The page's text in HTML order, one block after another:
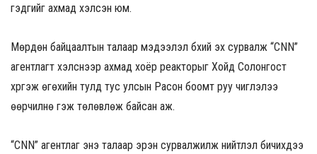
гэдгийг ахмад хэлсэн юм.
Мөрдөн байцаалтын талаар мэдээлэл бүхий эх сурвалж “CNN”
агентлагт хэлснээр ахмад хоёр реакторыг Хойд Солонгост
хүргэж өгөхийн тулд тус улсын Расон боомт руу чиглэлээ
өөрчилнө гэж төлөвлөж байсан аж.
“CNN” агентлаг энэ талаар эрэн сурвалжилж нийтлэл бичихдээ